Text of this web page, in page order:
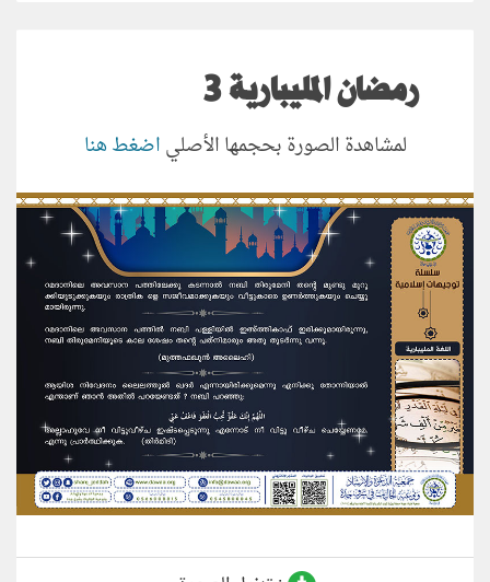
رمضان المليبارية 3
لمشاهدة الصورة بحجمها الأصلياضغط هنا